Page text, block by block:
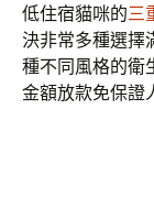
低住宿貓咪的三
決非常多種選擇
種不同風格的衛
金額放款免保證